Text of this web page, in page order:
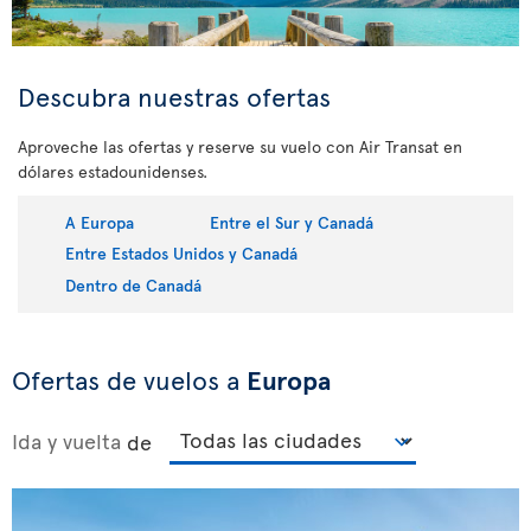
Descubra nuestras ofertas
Aproveche las ofertas y reserve su vuelo con Air Transat en
dólares estadounidenses.
A Europa
Entre el Sur y Canadá
Entre Estados Unidos y Canadá
Dentro de Canadá
Ofertas de vuelos a Europa
Ida y vuelta de